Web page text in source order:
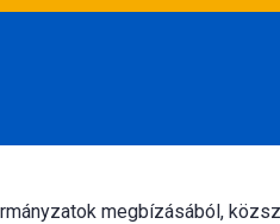
megbízásából,